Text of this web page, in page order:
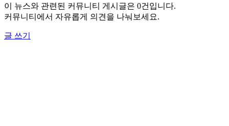
이 뉴스와 관련된 커뮤니티 게시글은 0건입니다.
커뮤니티에서 자유롭게 의견을 나눠보세요.
글 쓰기